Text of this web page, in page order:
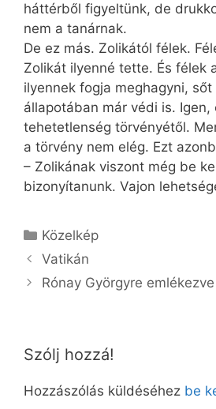
háttérből figyeltünk, de
nem a tanárnak.
De ez más. Zolikától félek.
Zolikát ilyenné tette. És félek
ilyennek fogja meghagyni,
állapotában már védi is. Igen,
tehetetlenség törvényétől.
a törvény nem elég. Ezt
– Zolikának viszont még be
bizonyítanunk. Vajon
Kategória
Közelkép
Vatikán
Rónay Györgyre emlékezve
Szólj hozzá!
Hozzászólás küldéséhez be